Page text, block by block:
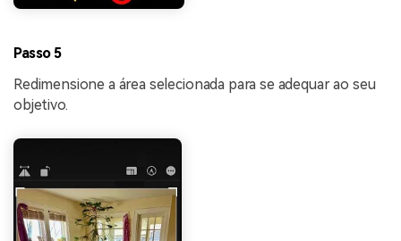
Passo 5
Redimensione a área selecionada para se adequar ao seu
objetivo.